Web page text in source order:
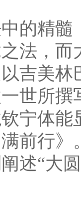
的精
法，
吉美林
世所撰
宁体
前行
述“大